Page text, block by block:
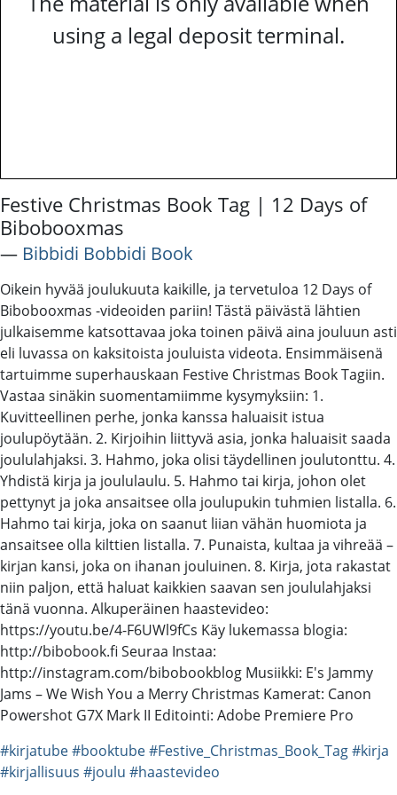
using a legal deposit terminal.
Festive Christmas Book Tag | 12 Days of
Bibobooxmas
― Bibbidi Bobbidi Book
Oikein hyvää joulukuuta kaikille, ja tervetuloa 12 Days of
Bibobooxmas -videoiden pariin! Tästä päivästä lähtien
julkaisemme katsottavaa joka toinen päivä aina jouluun asti
eli luvassa on kaksitoista jouluista videota. Ensimmäisenä
tartuimme superhauskaan Festive Christmas Book Tagiin.
Vastaa sinäkin suomentamiimme kysymyksiin: 1.
Kuvitteellinen perhe, jonka kanssa haluaisit istua
joulupöytään. 2. Kirjoihin liittyvä asia, jonka haluaisit saada
joululahjaksi. 3. Hahmo, joka olisi täydellinen joulutonttu. 4.
Yhdistä kirja ja joululaulu. 5. Hahmo tai kirja, johon olet
pettynyt ja joka ansaitsee olla joulupukin tuhmien listalla. 6.
Hahmo tai kirja, joka on saanut liian vähän huomiota ja
ansaitsee olla kilttien listalla. 7. Punaista, kultaa ja vihreää –
kirjan kansi, joka on ihanan jouluinen. 8. Kirja, jota rakastat
niin paljon, että haluat kaikkien saavan sen joululahjaksi
tänä vuonna. Alkuperäinen haastevideo:
https://youtu.be/4-F6UWl9fCs Käy lukemassa blogia:
http://bibobook.fi Seuraa Instaa:
http://instagram.com/bibobookblog Musiikki: E's Jammy
Jams – We Wish You a Merry Christmas Kamerat: Canon
Powershot G7X Mark II Editointi: Adobe Premiere Pro
#kirjatube#booktube#Festive_Christmas_Book_Tag#kirja
#kirjallisuus #joulu #haastevideo